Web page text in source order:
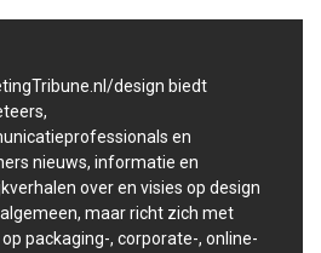
design biedt
en
nieuws, informatie en
over en visies op design
maar richt zich met
packaging-, corporate-, online-